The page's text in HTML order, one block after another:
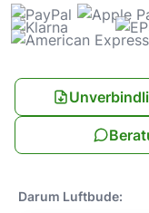
Darum Luftbude: